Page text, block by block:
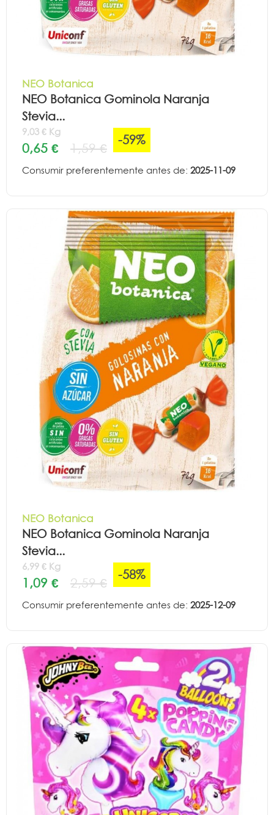
NEO Botanica
NEO Botanica Gominola Naranja
Stevia...
9,03 € Kg
0,65 € 1,59 €
-59%
Consumir preferentemente antes de: 2025-11-09
NEO Botanica
NEO Botanica Gominola Naranja
Stevia...
6,99 € Kg
1,09 € 2,59 €
-58%
Consumir preferentemente antes de: 2025-12-09